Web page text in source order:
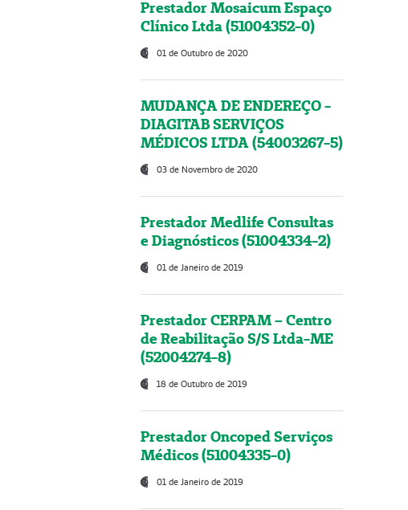
Prestador Mosaicum Espaço
Clínico Ltda (51004352-0)
01 de Outubro de 2020
MUDANÇA DE ENDEREÇO -
DIAGITAB SERVIÇOS
MÉDICOS LTDA (54003267-5)
03 de Novembro de 2020
Prestador Medlife Consultas
e Diagnósticos (51004334-2)
01 de Janeiro de 2019
Prestador CERPAM – Centro
de Reabilitação S/S Ltda-ME
(52004274-8)
18 de Outubro de 2019
Prestador Oncoped Serviços
Médicos (51004335-0)
01 de Janeiro de 2019